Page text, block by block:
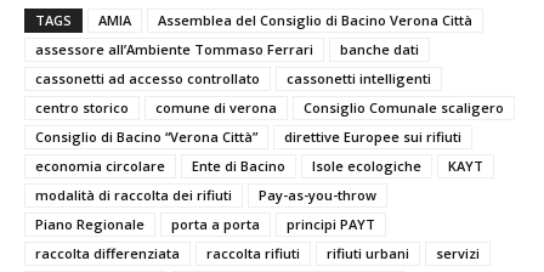
TAGS AMIA
Assemblea del Consiglio di Bacino Verona Città
assessore all’Ambiente Tommaso Ferrari
banche dati
cassonetti ad accesso controllato
cassonetti intelligenti
centro storico
comune di verona
Consiglio Comunale scaligero
Consiglio di Bacino “Verona Città”
direttive Europee sui rifiuti
economia circolare
Ente di Bacino Isole ecologiche
KAYT
modalità di raccolta dei rifiuti
Pay-as-you-throw
Piano Regionale
porta a porta
principi PAYT
raccolta differenziata
raccolta rifiuti rifiuti urbani
servizi